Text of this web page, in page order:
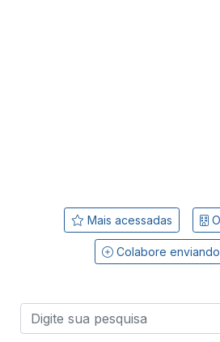
Mais acessadas
Colabore